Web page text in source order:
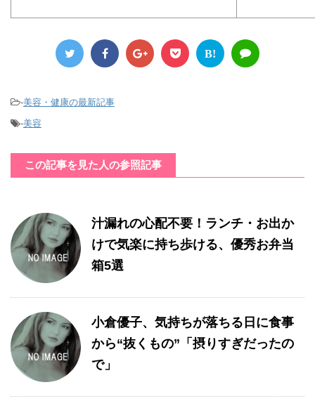
B!
-美容・健康の最新記事
-美容
この記事を見た人の参照記事
汁漏れの心配不要！ランチ・お出か
けで気楽に持ち歩ける、優秀お弁当
箱5選
小倉優子、気持ちが落ちる日に食事
から“抜くもの”「摂りすぎだったの
で」